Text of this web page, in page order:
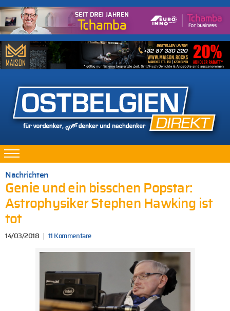
Nachrichten
Genie und ein bisschen Popstar:
Astrophysiker Stephen Hawking ist
tot
14/03/2018 11 Kommentare